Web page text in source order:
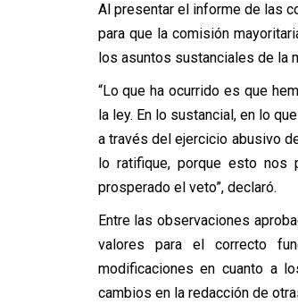
Al presentar el informe de las
para que la comisión
los asuntos sustanciales de la
“Lo que ha ocurrido es que
la ley. En lo sustancial, en lo
a través del ejercicio abusivo
lo ratifique, porque esto nos
prosperado el veto”, declaró.
Entre las observaciones
valores para el correcto
modificaciones en cuanto a
cambios en la redacción de